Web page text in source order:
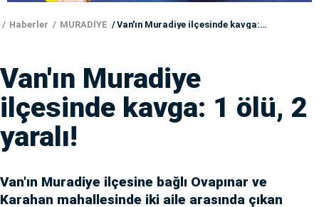
Haberler MURADİYE Van'ın Muradiye ilçesinde kavga: 1 ölü, 2 yaralı!
Van'ın Muradiye
ilçesinde kavga: 1 ölü, 2
yaralı!
Van'ın Muradiye ilçesine bağlı Ovapınar ve
Karahan mahallesinde iki aile arasında çıkan